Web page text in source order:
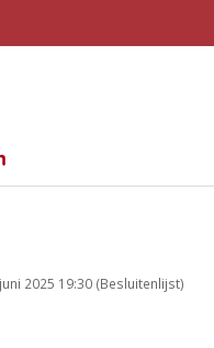
2025 19:30 (Besluitenlijst)